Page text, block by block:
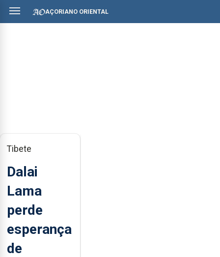
AÇORIANO ORIENTAL
Tibete
Dalai
Lama
perde
esperança
de